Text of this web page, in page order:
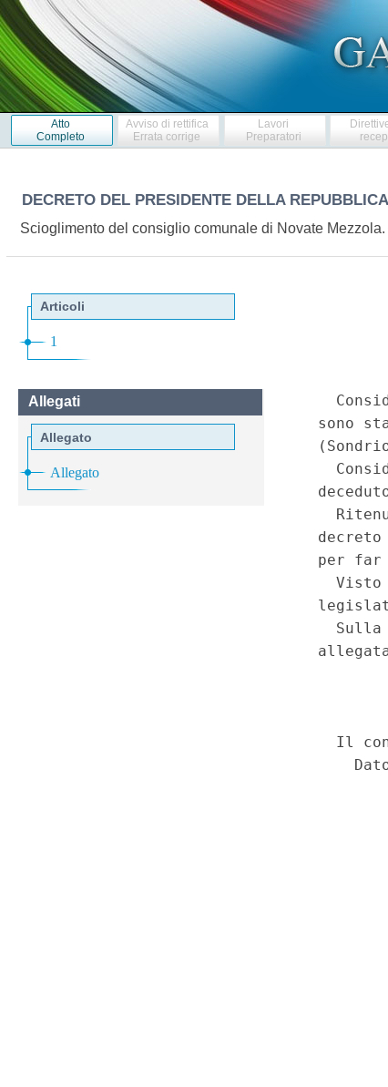
Atto
Completo
Avviso di rettifica
Errata corrige
Lavori
Preparatori
DECRETO DEL PRESIDENTE DELLA REPUBBLICA
Scioglimento del consiglio comunale di Novate